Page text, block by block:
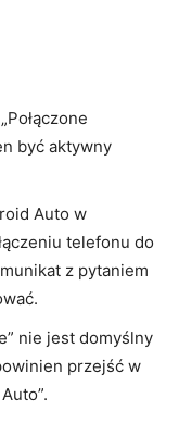
być aktywny
Auto w
telefonu do
z pytaniem
nie jest domyślny
przejść w